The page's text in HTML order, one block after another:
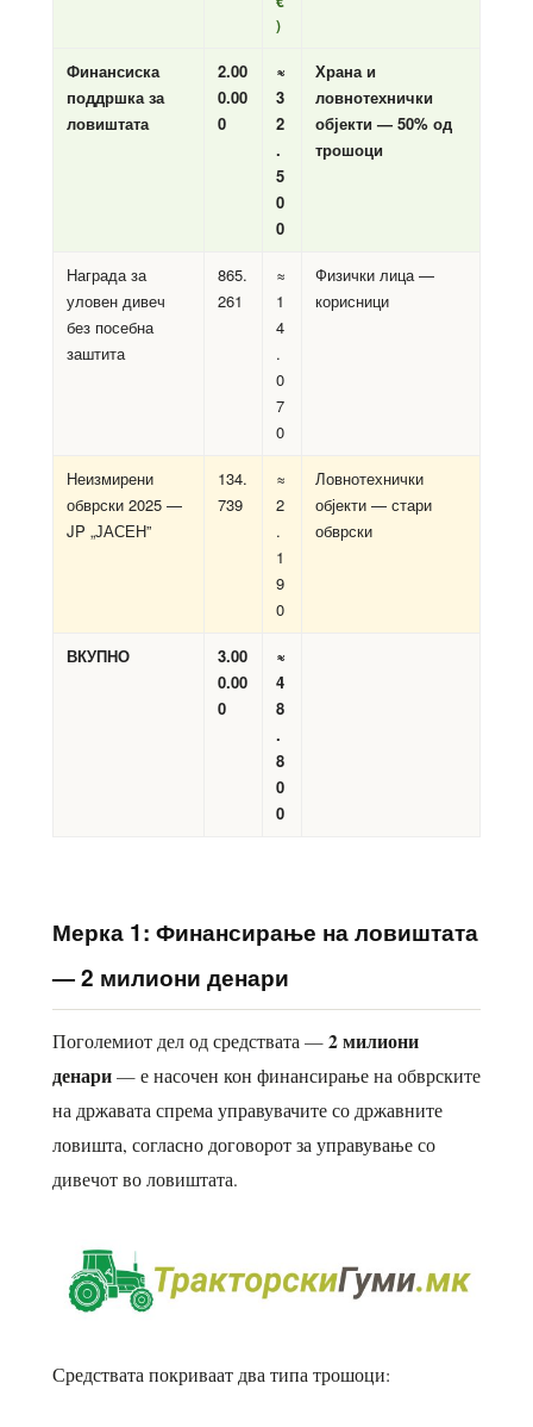
)
Финансиска
поддршка за
ловиштата
2.00
0.00
0
≈
3
2
.
5
0
0
Храна и
ловнотехнички
објекти — 50% од
трошоци
Награда за
уловен дивеч
без посебна
заштита
865.
261
≈
1
4
.
0
7
0
Физички лица —
корисници
Неизмирени
обврски 2025 —
JP „ЈАСЕН”
134.
739
≈
2
.
1
9
0
Ловнотехнички
објекти — стари
обврски
ВКУПНО
3.00
0.00
0
≈
4
8
.
8
0
0
Мерка 1: Финансирање на ловиштата
— 2 милиони денари
Поголемиот дел од средствата — 2 милиони
денари — е насочен кон финансирање на обврските
на државата спрема управувачите со државните
ловишта, согласно договорот за управување со
дивечот во ловиштата.
Средствата покриваат два типа трошоци: